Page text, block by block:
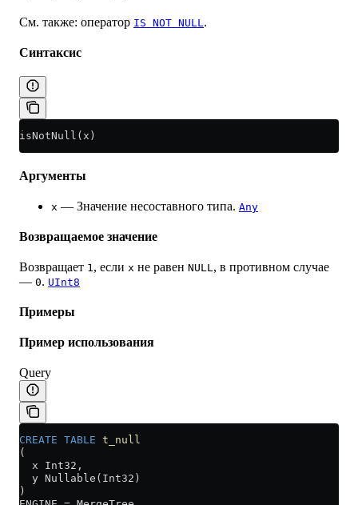
См. также: оператор IS NOT NULL.
Синтаксис
isNotNull(x)
Аргументы
x — Значение несоставного типа. Any
Возвращаемое значение
Возвращает 1, если x не равен NULL, в противном случае
— 0. UInt8
Примеры
Пример использования
Query
CREATE TABLE t_null
(
  x Int32,
  y Nullable(Int32)
)